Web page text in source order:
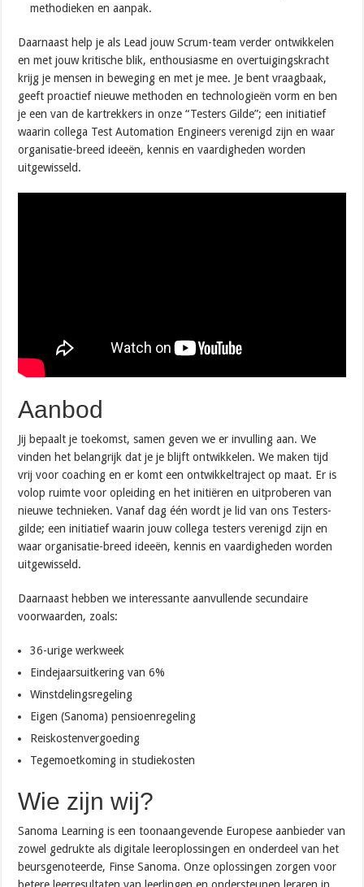
methodieken en aanpak.
Daarnaast help je als Lead jouw Scrum-team verder ontwikkelen
en met jouw kritische blik, enthousiasme en overtuigingskracht
krijg je mensen in beweging en met je mee. Je bent vraagbaak,
geeft proactief nieuwe methoden en technologieën vorm en ben
je een van de kartrekkers in onze “Testers Gilde”; een initiatief
waarin collega Test Automation Engineers verenigd zijn en waar
organisatie-breed ideeën, kennis en vaardigheden worden
uitgewisseld.
Aanbod
Jij bepaalt je toekomst, samen geven we er invulling aan. We
vinden het belangrijk dat je je blijft ontwikkelen. We maken tijd
vrij voor coaching en er komt een ontwikkeltraject op maat. Er is
volop ruimte voor opleiding en het initiëren en uitproberen van
nieuwe technieken. Vanaf dag één wordt je lid van ons Testers-
gilde; een initiatief waarin jouw collega testers verenigd zijn en
waar organisatie-breed ideeën, kennis en vaardigheden worden
uitgewisseld.
Daarnaast hebben we interessante aanvullende secundaire
voorwaarden, zoals:
36-urige werkweek
Eindejaarsuitkering van 6%
Winstdelingsregeling
Eigen (Sanoma) pensioenregeling
Reiskostenvergoeding
Tegemoetkoming in studiekosten
Wie zijn wij?
Sanoma Learning is een toonaangevende Europese aanbieder van
zowel gedrukte als digitale leeroplossingen en onderdeel van het
beursgenoteerde, Finse Sanoma. Onze oplossingen zorgen voor